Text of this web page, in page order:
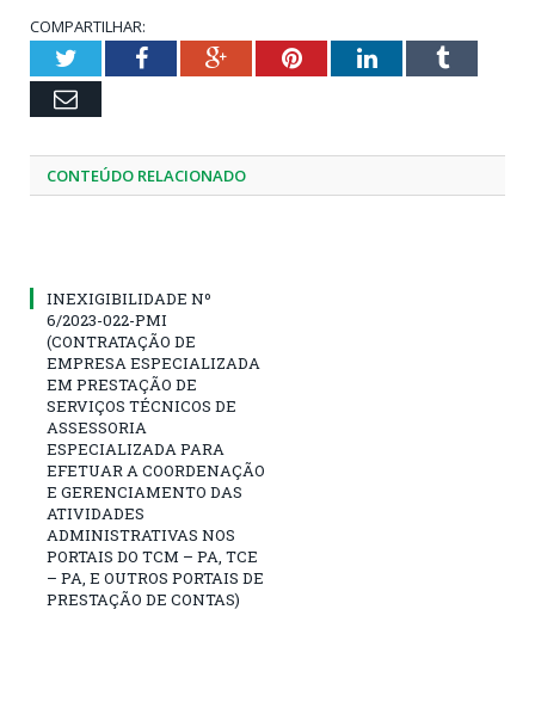
COMPARTILHAR:
TwitterFacebookGoogle+PinterestLinkedInTumblr
Email
CONTEÚDO RELACIONADO
INEXIGIBILIDADE Nº
6/2023-022-PMI
(CONTRATAÇÃO DE
EMPRESA ESPECIALIZADA
EM PRESTAÇÃO DE
SERVIÇOS TÉCNICOS DE
ASSESSORIA
ESPECIALIZADA PARA
EFETUAR A COORDENAÇÃO
E GERENCIAMENTO DAS
ATIVIDADES
ADMINISTRATIVAS NOS
PORTAIS DO TCM – PA, TCE
– PA, E OUTROS PORTAIS DE
PRESTAÇÃO DE CONTAS)